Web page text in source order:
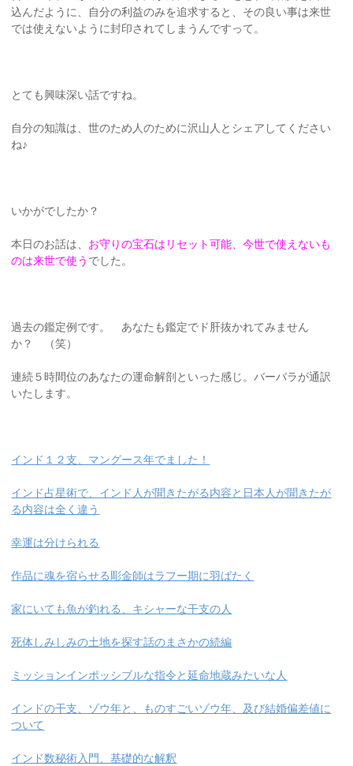
込んだように、自分の利益のみを追求すると、その良い事は来世
では使えないように封印されてしまうんですって。
とても興味深い話ですね。
自分の知識は、世のため人のために沢山人とシェアしてください
ね♪
いかがでしたか？
本日のお話は、 お守りの宝石はリセット可能、今世で使えないも
のは来世で使う でした。
過去の鑑定例です。 あなたも鑑定でド肝抜かれてみません
か？ （笑）
連続５時間位のあなたの運命解剖といった感じ。バーバラが通訳
いたします。
インド１２支、マングース年でました！
インド占星術で、インド人が聞きたがる内容と日本人が聞きたが
る内容は全く違う
幸運は分けられる
作品に魂を宿らせる彫金師はラフー期に羽ばたく
家にいても魚が釣れる、キシャーな干支の人
死体しみしみの土地を探す話のまさかの続編
ミッションインポッシブルな指令と延命地蔵みたいな人
インドの干支、ゾウ年と、ものすごいゾウ年、及び結婚偏差値に
ついて
インド数秘術入門、基礎的な解釈